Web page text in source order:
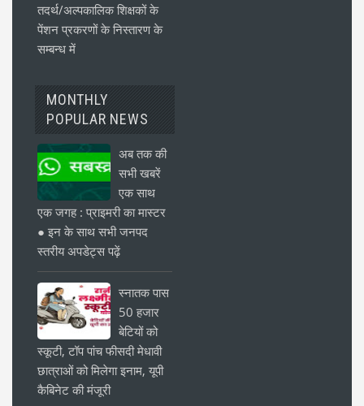
तदर्थ/अल्पकालिक शिक्षकों के
पेंशन प्रकरणों के निस्तारण के
सम्बन्ध में
MONTHLY
POPULAR NEWS
अब तक की
सभी खबरें
एक साथ
एक जगह : प्राइमरी का मास्टर
● इन के साथ सभी जनपद
स्तरीय अपडेट्स पढ़ें
स्नातक पास
50 हजार
बेटियों को
स्कूटी, टॉप पांच फीसदी मेधावी
छात्राओं को मिलेगा इनाम, यूपी
कैबिनेट की मंजूरी